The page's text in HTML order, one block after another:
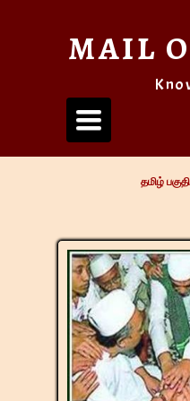
Toggle
navigation
MAIL
தமிழ் பகுதி